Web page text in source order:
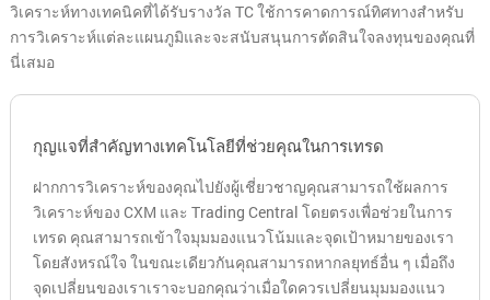
วิเคราะห์ทางเทคนิคที่ได้รับรางวัล TC ใช้การคาดการณ์ทิศทางสำหรับ
การวิเคราะห์แต่ละแผนภูมิและจะสนับสนุนการตัดสินใจลงทุนของคุณที่
นี่เสมอ
กุญแจที่สำคัญทางเทคโนโลยีที่ช่วยคุณในการเทรด
ฝากการวิเคราะห์ของคุณไปยังผู้เชี่ยวชาญคุณสามารถใช้ผลการ
วิเคราะห์ของ CXM และ Trading Central โดยตรงเพื่อช่วยในการ
เทรด คุณสามารถเข้าใจมุมมองแนวโน้มและจุดเป้าหมายของเรา
โดยสังหรณ์ใจ ในขณะเดียวกันคุณสามารถหากลยุทธ์อื่น ๆ เมื่อถึง
จุดเปลี่ยนของเราเราจะบอกคุณว่าเมื่อใดควรเปลี่ยนมุมมองแนว